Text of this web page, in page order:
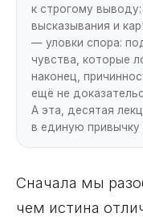
к строгому
высказывания и
— уловки спора:
чувства, которые
наконец,
ещё не
А эта, десятая
в единую привычку
Сначала мы
чем истина